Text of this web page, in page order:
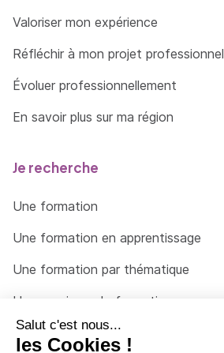
Valoriser mon expérience
Réfléchir à mon projet professionnel
Évoluer professionnellement
En savoir plus sur ma région
Je recherche
Une formation
Une formation en apprentissage
Une formation par thématique
Un organisme de formation
Un conseiller